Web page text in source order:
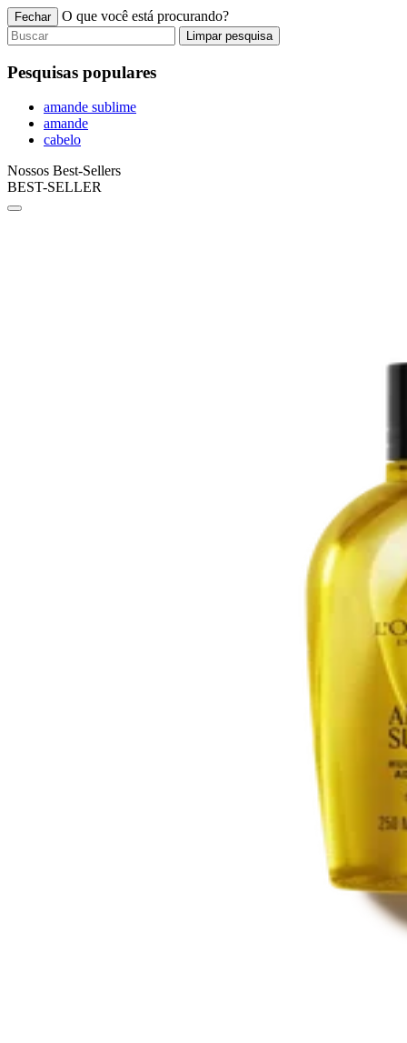
Fechar O que você está procurando?
Limpar pesquisa
Pesquisas populares
amande sublime
amande
cabelo
Nossos Best-Sellers
BEST-SELLER